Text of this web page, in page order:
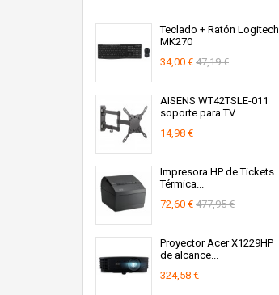
Teclado + Ratón Logitech
MK270
34,00 € 47,19 €
AISENS WT42TSLE-011
soporte para TV...
14,98 €
Impresora HP de Tickets
Térmica...
72,60 € 477,95 €
Proyector Acer X1229HP
de alcance...
324,58 €